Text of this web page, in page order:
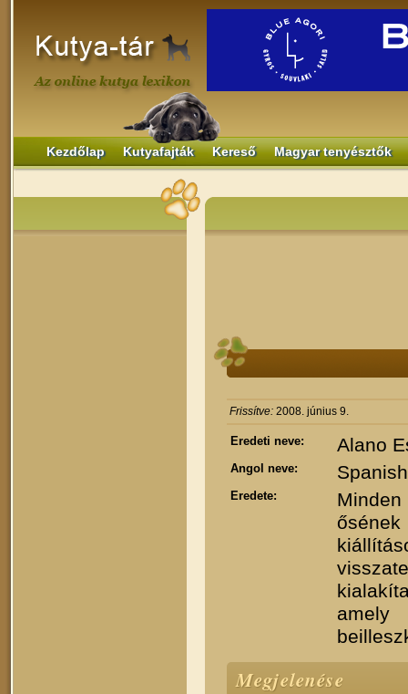
Kezdőlap Kutyafajták Kereső Magyar tenyésztők
Frissítve: 2008. június 9.
Eredeti neve: Alano
Angol neve:
Eredete:
amely
Megjelenése